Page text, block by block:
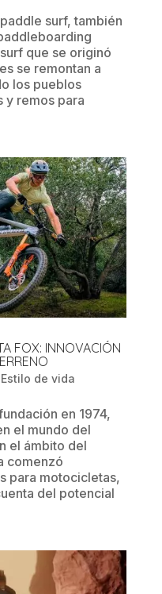
surf, también
que se originó
se remontan a
los pueblos
y remos para
FOX: INNOVACIÓN
Estilo de vida
en 1974,
el mundo del
el ámbito del
comenzó
para motocicletas,
del potencial